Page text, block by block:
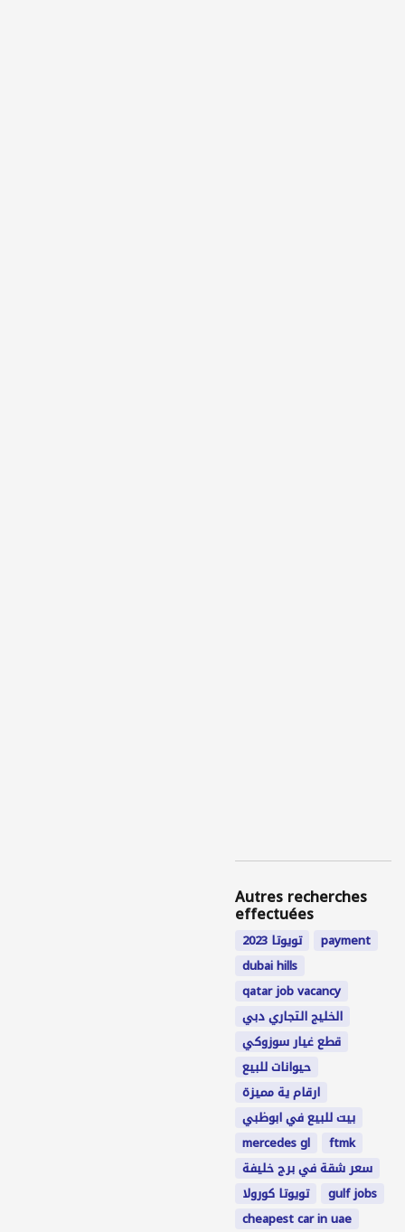
Autres recherches
effectuées
تويوتا 2023
payment
dubai hills
qatar job vacancy
الخليج التجاري دبي
قطع غيار سوزوكي
حيوانات للبيع
ارقام ية مميزة
بيت للبيع في ابوظبي
mercedes gl
ftmk
سعر شقة في برج خليفة
تويوتا كورولا
gulf jobs
cheapest car in uae